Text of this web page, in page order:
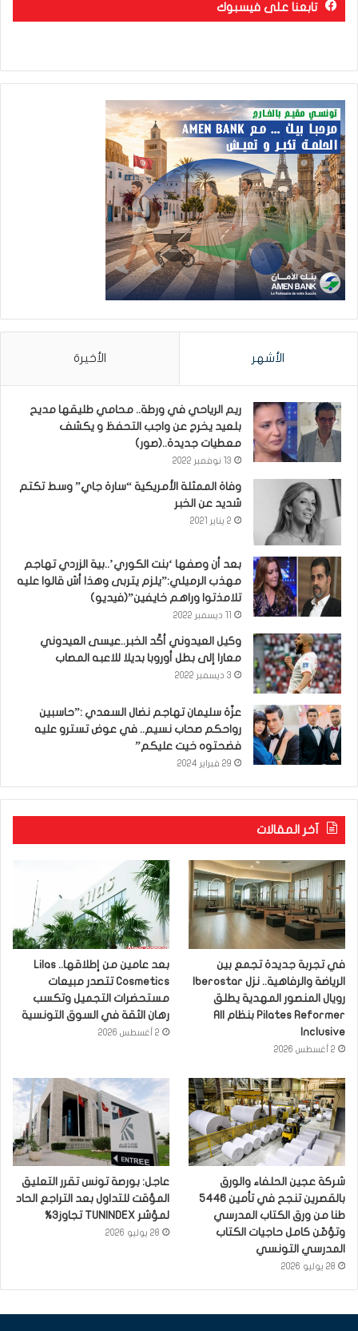
تابعنا على فيسبوك
الأشهر الأخيرة
ريم الرياحي في ورطة.. محامي طليقها مديح
بلعيد يخرج عن واجب التحفظ و يكشف
معطيات جديدة..(صور)
13 نوفمبر 2022
وفاة الممثلة الأمريكية “سارة جاي” وسط تكتم
شديد عن الخبر
2 يناير 2021
بعد أن وصفها ‘بنت الكوري’..بية الزردي تهاجم
مهذب الرميلي:”يلزم يتربى وهذا أش قالوا عليه
تلامذتوا وراهم خايفين”(فيديو)
وكيل العيدوني أكّد الخبر..عيسى العيدوني
معارا إلى بطل أوروبا بديلا للاعبه المصاب
3 ديسمبر 2022
عزّة سليمان تهاجم نضال السعدي :”حاسبين
رواحكم صحاب نسيم.. في عوض تسترو عليه
فضحتوه خيت عليكم”
29 فبراير 2024
آخر المقالات
في تجربة جديدة تجمع بين
رويال المنصور المهدية يطلق
Pilates Reformer بنظام All
Inclusive
2 أغسطس 2026
بعد عامين من إطلاقها.. Lilas
Cosmetics تتصدر مبيعات
مستحضرات التجميل وتكسب
رهان الثقة في السوق التونسية
2 أغسطس 2026
شركة عجين الحلفاء والورق
بالقصرين تنجح في تأمين 5446
طنا من ورق الكتاب المدرسي
وتؤمّن كامل حاجيات الكتاب
المدرسي التونسي
28 يوليو 2026
عاجل: بورصة تونس تقرر التعليق
المؤقت للتداول بعد التراجع الحاد
لمؤشر TUNINDEX تجاوز3%
28 يوليو 2026